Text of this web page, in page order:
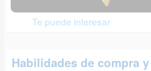
Te puede interesar
Habilidades de compra